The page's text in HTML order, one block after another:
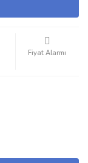
Fiyat Alarmı